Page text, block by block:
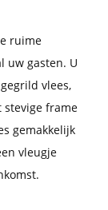
ruime
uw gasten. U
vlees,
stevige frame
gemakkelijk
vleugje